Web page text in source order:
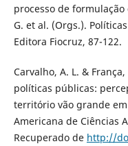
processo de
G. et al. (Orgs.).
Editora Fiocruz, 87-122.
Carvalho, A. L. &
políticas públicas:
território vão grande
Americana de Ciências
Recuperado de http://